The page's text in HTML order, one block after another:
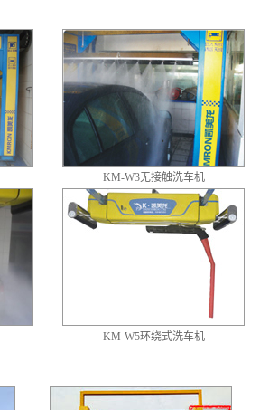
KM-W3无接触洗车机
KM-W5环绕式洗车机